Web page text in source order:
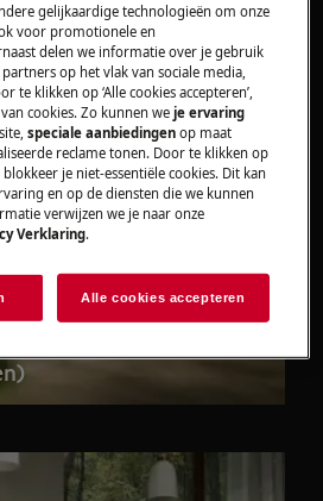
gelijkaardige technologieën om onze
voor promotionele en
delen we informatie over je gebruik
op het vlak van sociale media,
te klikken op ‘Alle cookies accepteren’,
cookies. Zo kunnen weje ervaring
speciale aanbiedingen op maat
reclame tonen. Door te klikken op
blokkeer je niet-essentiële cookies. Dit kan
en op de diensten die we kunnen
verwijzen we je naar onze
Verklaring.
Alle cookies accepteren